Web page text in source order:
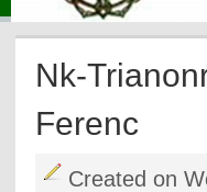
Nk-
Ferenc
Created on